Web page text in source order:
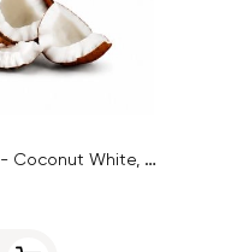
Ulei regenerare unghii Inginails - Coconut White, 15ml